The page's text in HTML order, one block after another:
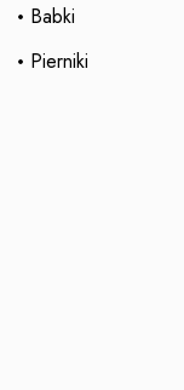
Babki
Pierniki